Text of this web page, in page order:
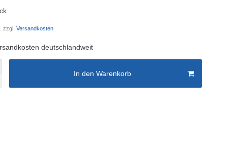
zzgl. Versandkosten
deutschlandweit
In den Warenkorb